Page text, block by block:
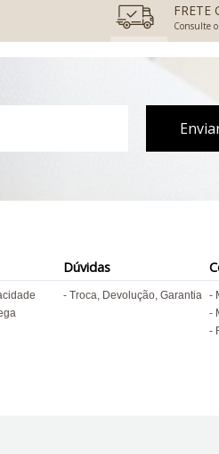
FRETE
Consulte
Dúvidas
Troca, Devolução, Garantia